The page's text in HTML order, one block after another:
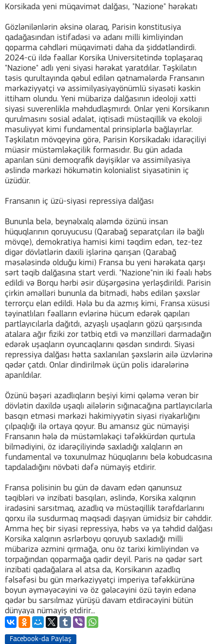
Korsikada yeni müqavimət dalğası, "Nazione" hərəkatı
Gözlənilənlərin əksinə olaraq, Parisin konstitusiya
qadağasından istifadəsi və adanı milli kimliyindən
qoparma cəhdləri müqaviməti daha da şiddətləndirdi.
2024-cü ildə fəallar Korsika Universitetində toplaşaraq
"Nazione" adlı yeni siyasi hərəkat yaratdılar. Təşkilatın
təsis qurultayında qəbul edilən qətnamələrdə Fransanın
mərkəziyyətçi və assimilyasiyayönümlü siyasəti kəskin
ittiham olundu. Yeni mübarizə dalğasının ideoloji xətti
siyasi suverenliklə məhdudlaşmırdı. Onlar yeni Korsikanın
qurulmasını sosial ədalət, iqtisadi müstəqillik və ekoloji
məsuliyyət kimi fundamental prinsiplərlə bağlayırlar.
Təşkilatın mövqeyinə görə, Parisin Korsikadakı idarəçiliyi
müasir müstəmləkəçilik formasıdır. Bu gün adada
aparılan süni demoqrafik dəyişiklər və assimilyasiya
əslində mərkəzi hökumətin kolonialist siyasətinin iç
üzüdür.
Fransanın iç üzü-siyasi repressiya dalğası
Bununla belə, beynəlxalq aləmdə özünü insan
hüquqlarının qoruyucusu (Qarabağ separatçıları ilə bağlı
mövqe), demokratiya hamisi kimi təqdim edən, tez-tez
digər dövlətlərin daxili işlərinə qarışan (Qarabağ
məsələsində olduğu kimi) Fransa bu yeni hərəkata qarşı
sərt təqib dalğasına start verdi. "Nazione"nin iki fəalı həbs
edildi və Borqu hərbi əsir düşərgəsinə yerləşdirildi. Parisin
çirkin əməlləri bununla da bitmədi, həbs edilən şəxslər
terrorçu elan edildi. Hələ bu da azmış kimi, Fransa xüsusi
təyinatlıları fəalların evlərinə hücum edərək qapıları
partlayıcılarla dağıtdı, azyaşlı uşaqların gözü qarşısında
atalara ağır fiziki zor tətbiq etdi və mənzilləri darmadağın
edərək uşaqların oyuncaqlarını qəsdən sındırdı. Siyasi
repressiya dalğası hətta saxlanılan şəxslərin ailə üzvlərinə
qədər çatdı. Onlar dindirilmək üçün polis idarələrinə
aparıldılar.
Özünü bəşəri azadlıqların beşiyi kimi qələmə verən bir
dövlətin daxildə uşaqlı ailələrin sığınacağına partlayıcılarla
basqın etməsi mərkəzi hakimiyyətin siyasi riyakarlığını
çılpaqlığı ilə ortaya qoyur. Bu amansız güc nümayişi
Fransanın hələ də müstəmləkəçi təfəkkürdən qurtula
bilmədiyini, öz idarəçiliyində saxladığı xalqların ən
fundamental və toxunulmaz hüquqlarını belə kobudcasına
tapdaladığını növbəti dəfə nümayiş etdirir.
Fransa polisinin bu gün də davam edən qanunsuz
təqibləri və inzibati basqıları, əslində, Korsika xalqının
iradəsini sarsıtmaq, azadlıq və müstəqillik tərəfdarlarını
qorxu ilə susdurmaq məqsədi daşıyan ümidsiz bir cəhddir.
Amma heç bir siyasi repressiya, həbs və ya təhdid dalğası
Korsika xalqının əsrlərboyu qoruyub saxladığı milli
mübarizə əzmini qırmağa, onu öz tarixi kimliyindən və
torpağından qoparmağa qadir deyil. Paris nə qədər sərt
inzibati qadağalara əl atsa da, Korsikanın azadlıq
fəlsəfəsi bu gün mərkəziyyətçi imperiya təfəkkürünə
boyun əyməyəcəyini və öz gələcəyini özü təyin edənə
qədər bu sarsılmaz yürüşü davam etdirəcəyini bütün
dünyaya nümayiş etdirir...
Facebook-da Paylaş